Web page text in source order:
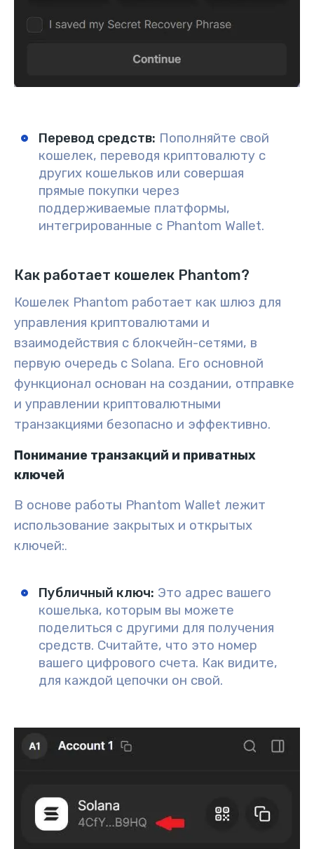
Перевод средств: Пополняйте свой
кошелек, переводя криптовалюту с
других кошельков или совершая
прямые покупки через
поддерживаемые платформы,
интегрированные с Phantom Wallet.
Как работает кошелек Phantom?
Кошелек Phantom работает как шлюз для
управления криптовалютами и
взаимодействия с блокчейн-сетями, в
первую очередь с Solana. Его основной
функционал основан на создании, отправке
и управлении криптовалютными
транзакциями безопасно и эффективно.
Понимание транзакций и приватных
ключей
В основе работы Phantom Wallet лежит
использование закрытых и открытых
ключей:.
Публичный ключ: Это адрес вашего
кошелька, которым вы можете
поделиться с другими для получения
средств. Считайте, что это номер
вашего цифрового счета. Как видите,
для каждой цепочки он свой.